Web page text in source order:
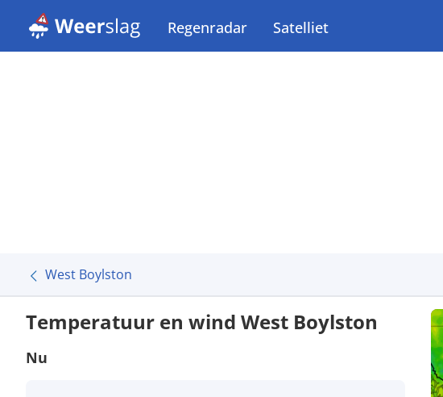
Regenradar Satelliet
West Boylston
Temperatuur en wind West Boylston
Nu